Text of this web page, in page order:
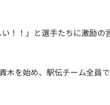
！！」と選手たちに激励の
木を始め、駅伝チーム全員